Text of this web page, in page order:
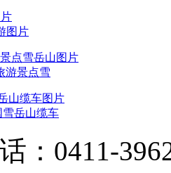
图片
游景点雪
岳山缆车
：0411-